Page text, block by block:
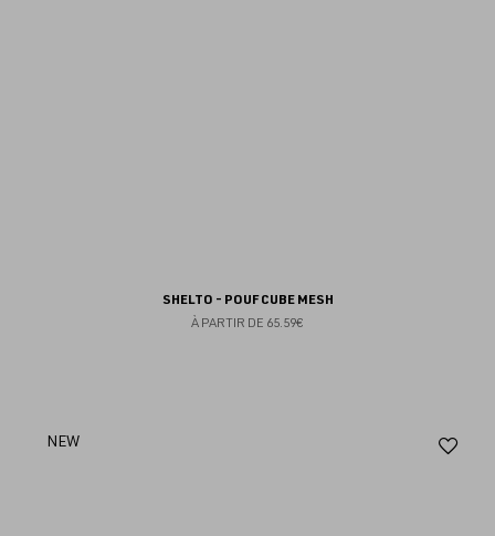
SHELTO - POUF CUBE MESH
À PARTIR DE 65.59€
NEW